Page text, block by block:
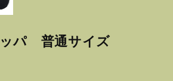
パ 普通サイズ